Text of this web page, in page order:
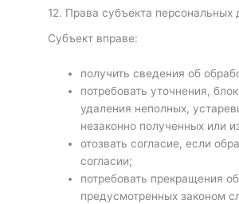
12. Права субъекта персональных
Субъект вправе:
получить сведения об
потребовать уточнения,
удаления неполных,
незаконно полученных или
отозвать согласие, если
согласии;
потребовать прекращения
предусмотренных законом